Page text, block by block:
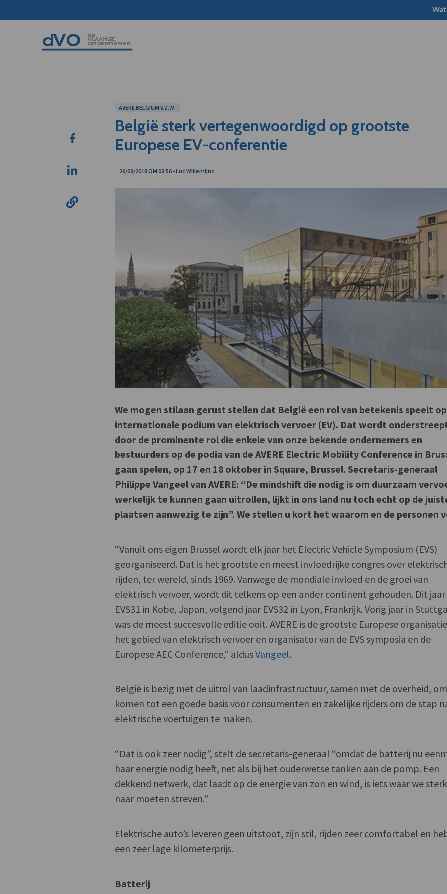
AVERE BELGIUM V.Z.W.
België sterk vertegenwoordigd op grootste
Europese EV-conferentie
26/09/2018 OM 08:56 - Luc Willemijns
We mogen stilaan gerust stellen dat België een rol van betekenis speelt
internationale podium van elektrisch vervoer (EV). Dat wordt
door de prominente rol die enkele van onze bekende ondernemers en
bestuurders op de podia van de AVERE Electric Mobility Conference in
gaan spelen, op 17 en 18 oktober in Square, Brussel. Secretaris-generaal
Philippe Vangeel van AVERE: “De mindshift die nodig is om duurzaam
werkelijk te kunnen gaan uitrollen, lijkt in ons land nu toch echt op de
plaatsen aanwezig te zijn”. We stellen u kort het waarom en de personen
“Vanuit ons eigen Brussel wordt elk jaar het Electric Vehicle Symposium (EVS)
georganiseerd. Dat is het grootste en meest invloedrijke congres over
rijden, ter wereld, sinds 1969. Vanwege de mondiale invloed en de groei van
elektrisch vervoer, wordt dit telkens op een ander continent gehouden. Dit jaar
EVS31 in Kobe, Japan, volgend jaar EVS32 in Lyon, Frankrijk. Vorig jaar in
was de meest succesvolle editie ooit. AVERE is de grootste Europese
het gebied van elektrisch vervoer en organisator van de EVS symposia en de
Europese AEC Conference,” aldusVangeel.
België is bezig met de uitrol van laadinfrastructuur, samen met de overheid,
komen tot een goede basis voor consumenten en zakelijke rijders om de stap
elektrische voertuigen te maken.
“Dat is ook zeer nodig”, stelt de secretaris-generaal “omdat de batterij nu
haar energie nodig heeft, net als bij het ouderwetse tanken aan de pomp. Een
dekkend netwerk, dat laadt op de energie van zon en wind, is iets waar we sterk
naar moeten streven.”
Elektrische auto’s leveren geen uitstoot, zijn stil, rijden zeer comfortabel en
een zeer lage kilometerprijs.
Batterij